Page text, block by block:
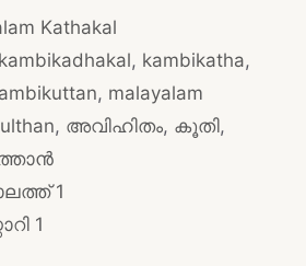
Kathakal
kambikadhakal, kambikatha,
, malayalam
, അവിഹിതം, കൂതി,
1
1